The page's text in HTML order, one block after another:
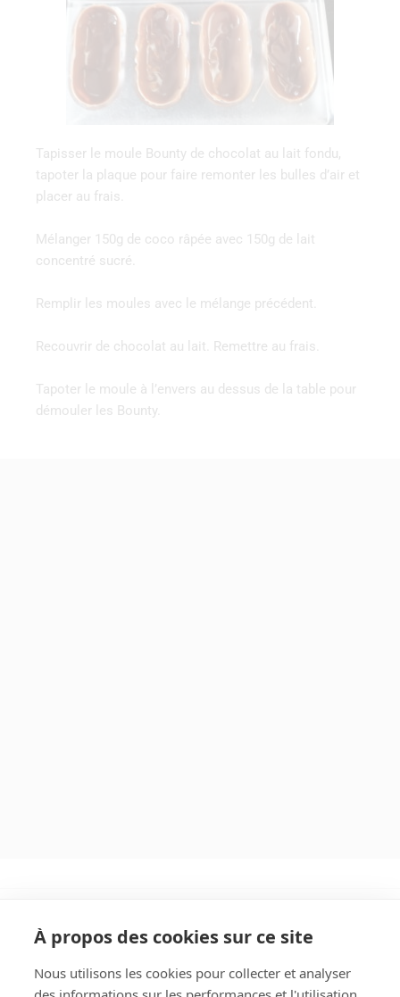
Tapisser le moule Bounty de chocolat au lait fondu,
tapoter la plaque pour faire remonter les bulles d’air et
placer au frais.
Mélanger 150g de coco râpée avec 150g de lait
concentré sucré.
Remplir les moules avec le mélange précédent.
Recouvrir de chocolat au lait. Remettre au frais.
Tapoter le moule à l’envers au dessus de la table pour
démouler les Bounty.
À propos des cookies sur ce site
Nous utilisons les cookies pour collecter et analyser